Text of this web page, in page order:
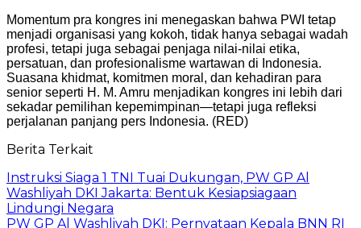
Momentum pra kongres ini menegaskan bahwa PWI tetap
menjadi organisasi yang kokoh, tidak hanya sebagai wadah
profesi, tetapi juga sebagai penjaga nilai-nilai etika,
persatuan, dan profesionalisme wartawan di Indonesia.
Suasana khidmat, komitmen moral, dan kehadiran para
senior seperti H. M. Amru menjadikan kongres ini lebih dari
sekadar pemilihan kepemimpinan—tetapi juga refleksi
perjalanan panjang pers Indonesia. (RED)
Berita Terkait
Instruksi Siaga 1 TNI Tuai Dukungan, PW GP Al
Washliyah DKI Jakarta: Bentuk Kesiapsiagaan
Lindungi Negara
PW GP Al Washliyah DKI: Pernyataan Kepala BNN RI